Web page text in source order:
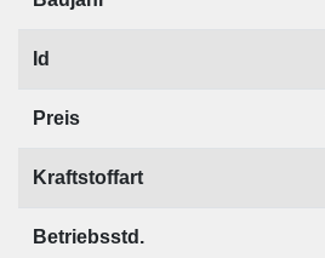
Id
Preis
Kraftstoffart
Betriebsstd.